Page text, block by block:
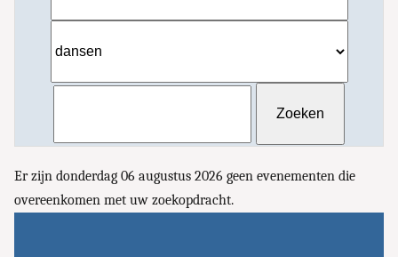
Er zijn donderdag 06 augustus 2026 geen evenementen die
overeenkomen met uw zoekopdracht.